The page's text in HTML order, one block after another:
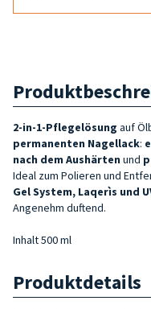
2-in-1-Pflegelösung auf
permanenten Nagellack:
nach dem Aushärten und
Ideal zum Polieren und
Gel System, Laqerìs und
Angenehm duftend.
Inhalt 500 ml
Produktdetails